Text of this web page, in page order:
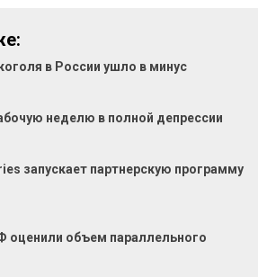
в России ушло в минус
неделю в полной депрессии
запускает партнерскую программу
оценили объем параллельного